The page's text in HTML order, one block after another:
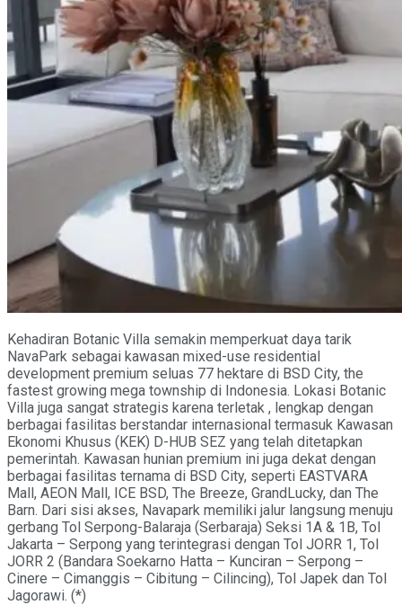
Kehadiran Botanic Villa semakin memperkuat daya tarik
NavaPark sebagai kawasan mixed-use residential
development premium seluas 77 hektare di BSD City, the
fastest growing mega township di Indonesia. Lokasi Botanic
Villa juga sangat strategis karena terletak , lengkap dengan
berbagai fasilitas berstandar internasional termasuk Kawasan
Ekonomi Khusus (KEK) D-HUB SEZ yang telah ditetapkan
pemerintah. Kawasan hunian premium ini juga dekat dengan
berbagai fasilitas ternama di BSD City, seperti EASTVARA
Mall, AEON Mall, ICE BSD, The Breeze, GrandLucky, dan The
Barn. Dari sisi akses, Navapark memiliki jalur langsung menuju
gerbang Tol Serpong-Balaraja (Serbaraja) Seksi 1A & 1B, Tol
Jakarta – Serpong yang terintegrasi dengan Tol JORR 1, Tol
JORR 2 (Bandara Soekarno Hatta – Kunciran – Serpong –
Cinere – Cimanggis – Cibitung – Cilincing), Tol Japek dan Tol
Jagorawi. (*)